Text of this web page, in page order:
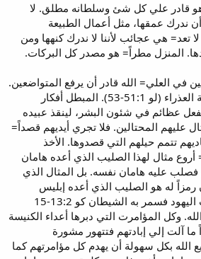
قادر علي كل شئ وسلطانه مطلق. لا
ندرك عمقها، مثل أعمال الطبيعة
تعد= هي عجائب لأننا لا ندرك كنهها ومن
المنزل مطراً= هو مصدر كل البركات.
في العلي= الله قادر أن يرفع المتواضعين.
وهذه تشبه تسبحة العذراء (لو 51:1-53). المبطل أفكار
يفعل عظائم في شئون البشر، لينقذ عبيده
عليهم المحتالين. فلا تجري أيديهم قصداً=
تتمم حيلهم التي قصدوها. الأخذ
أروع مثال لهذا الصليب الذي أعده هامان
عليه هامان نفسه. بل المثال الذي
له هو الصليب الذي أعده إبليس
للمسيح بمؤامرت اليهود فسمر به الشيطان كو 13:2-15
وكل المؤامرت التي دبرها أعداء الكنيسة
ما آلت إلي إبادتهم فتتهور مشورة
الله بكل سهولة أن يهدم كل مؤامرتهم كما